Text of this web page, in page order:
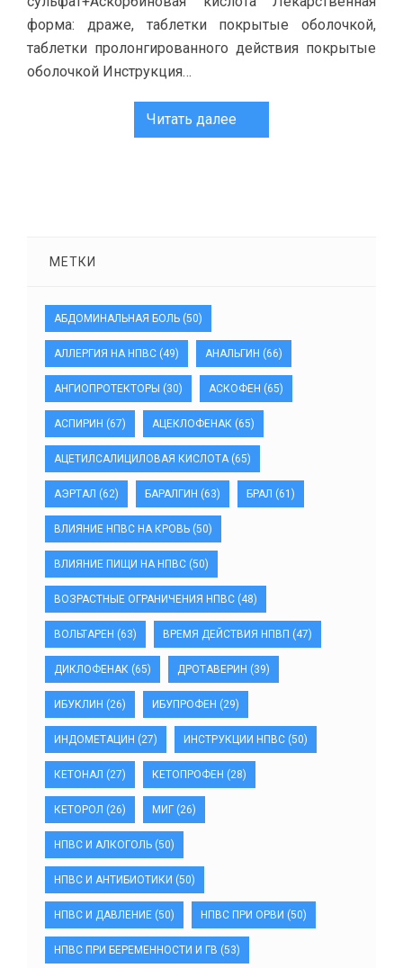
форма: драже, таблетки покрытые оболочкой,
таблетки пролонгированного действия покрытые
оболочкой Инструкция…
Читать далее
МЕТКИ
АБДОМИНАЛЬНАЯ БОЛЬ (50)
АЛЛЕРГИЯ НА НПВС (49) АНАЛЬГИН (66)
АНГИОПРОТЕКТОРЫ (30) АСКОФЕН (65)
АСПИРИН (67) АЦЕКЛОФЕНАК (65)
АЦЕТИЛСАЛИЦИЛОВАЯ КИСЛОТА(65)
АЭРТАЛ (62) БАРАЛГИН (63) БРАЛ (61)
ВЛИЯНИЕ НПВС НА КРОВЬ (50)
ВЛИЯНИЕ ПИЩИ НА НПВС (50)
ВОЗРАСТНЫЕ ОГРАНИЧЕНИЯ НПВС (48)
ВОЛЬТАРЕН (63) ВРЕМЯ ДЕЙСТВИЯ НПВП (47)
ДИКЛОФЕНАК (65) ДРОТАВЕРИН (39)
ИБУКЛИН (26) ИБУПРОФЕН (29)
ИНДОМЕТАЦИН (27) ИНСТРУКЦИИ НПВС (50)
КЕТОНАЛ (27) КЕТОПРОФЕН (28)
КЕТОРОЛ (26) МИГ (26)
НПВС И АЛКОГОЛЬ (50)
НПВС И АНТИБИОТИКИ (50)
НПВС И ДАВЛЕНИЕ (50) НПВС ПРИ ОРВИ (50)
НПВС ПРИ БЕРЕМЕННОСТИ И ГВ (53)